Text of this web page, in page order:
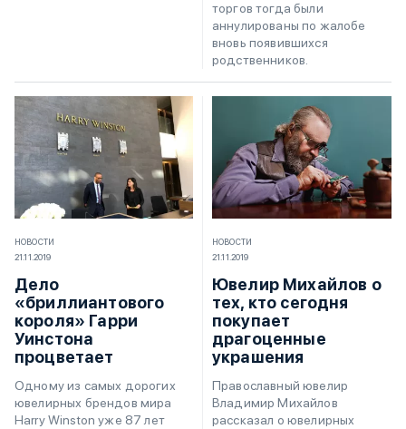
торгов тогда были
аннулированы по жалобе
вновь появившихся
родственников.
НОВОСТИ
21.11.2019
Дело
«бриллиантового
короля» Гарри
Уинстона
процветает
Одному из самых дорогих
ювелирных брендов мира
Harry Winston уже 87 лет
НОВОСТИ
21.11.2019
Ювелир Михайлов о
тех, кто сегодня
покупает
драгоценные
украшения
Православный ювелир
Владимир Михайлов
рассказал о ювелирных